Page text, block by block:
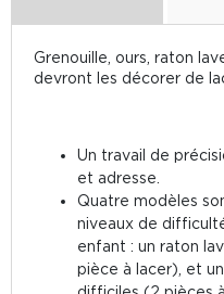
Grenouille, ours, raton
devront les décorer de
Un travail de
et adresse.
Quatre modèles
niveaux de
enfant : un raton
pièce à lacer), et